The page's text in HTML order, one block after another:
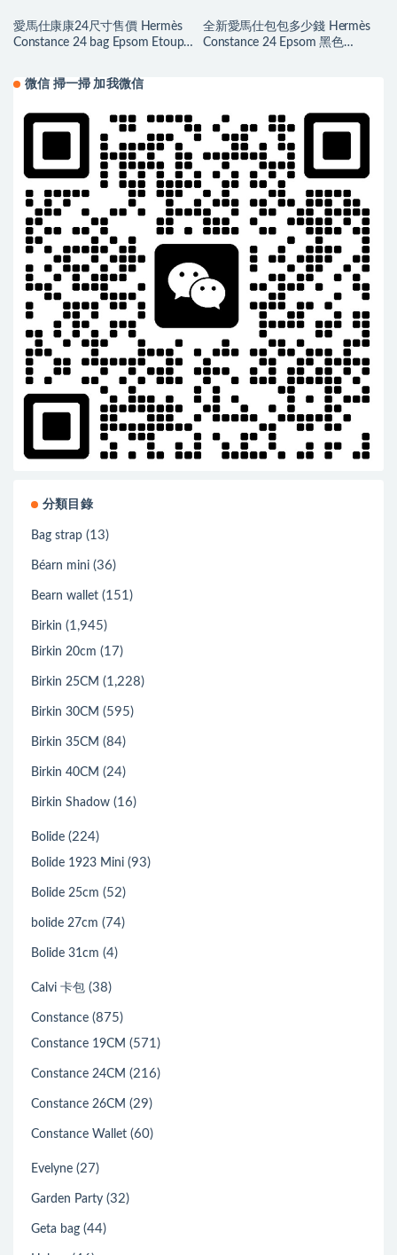
愛馬仕康康24尺寸售價 Hermès
Constance 24 bag Epsom Etoupe
全新愛馬仕包包多少錢 Hermès
Constance 24 Epsom 黑色
微信 掃一掃 加我微信
分類目錄
Bag strap (13)
Béarn mini (36)
Bearn wallet (151)
Birkin (1,945)
Birkin 20cm (17)
Birkin 25CM (1,228)
Birkin 30CM (595)
Birkin 35CM (84)
Birkin 40CM (24)
Birkin Shadow (16)
Bolide (224)
Bolide 1923 Mini (93)
Bolide 25cm (52)
bolide 27cm (74)
Bolide 31cm (4)
Calvi 卡包 (38)
Constance (875)
Constance 19CM (571)
Constance 24CM (216)
Constance 26CM (29)
Constance Wallet (60)
Evelyne (27)
Garden Party (32)
Geta bag (44)